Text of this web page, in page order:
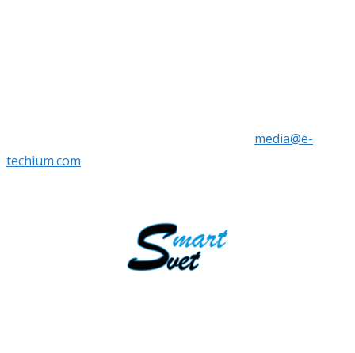
media@e-
techium.com